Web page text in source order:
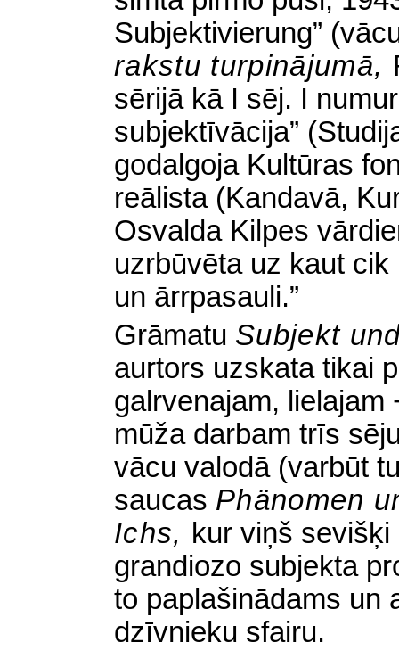
Subjektivierung” (
rakstu turpinājumā,
sērijā kā I sēj. I
subjektīvācija”
godalgoja Kultūras
reālista (Kandavā,
Osvalda Kilpes
uzrbūvēta uz kaut
un ārrpasauli.”
Grāmatu Subjekt
aurtors uzskata tikai
galrvenajam,
mūža darbam trīs
vācu valodā (varbūt
saucas Phänomen
Ichs, kur viņš
grandiozo subjekta
to paplašinādams un
dzīvnieku sfairu.